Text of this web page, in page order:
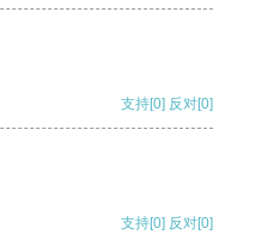
支持[0] 反对[0]
支持[0] 反对[0]